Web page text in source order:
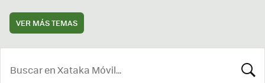
VER MÁS TEMAS